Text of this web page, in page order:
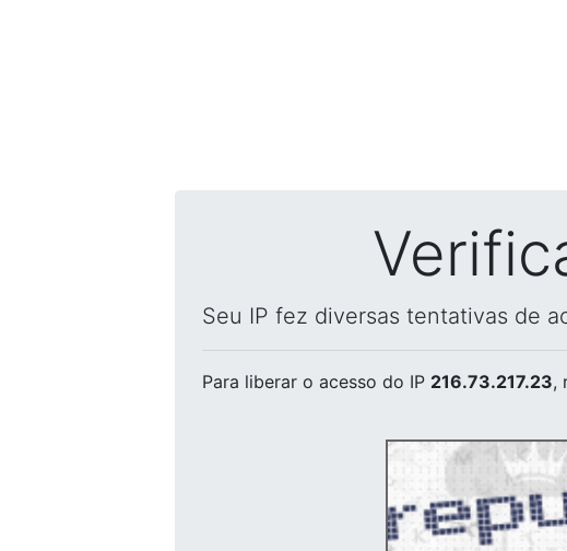
Seu IP fez diversas tentativas de
Para liberar o acesso do IP 216.73.217.23,